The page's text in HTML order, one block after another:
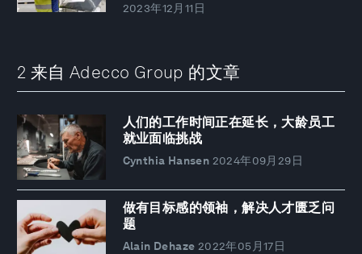
2023年12月11日
2 来自 Adecco Group 的文章
人们的工作时间正在延长，大龄员工
就业面临挑战
Cynthia Hansen 2024年09月29日
做有目标感的领袖，解决人才匮乏问
题
Alain Dehaze 2022年05月17日